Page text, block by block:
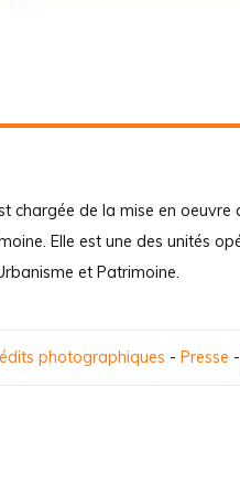
chargée de la mise en
Elle est une des unités
et Patrimoine.
photographiques - Presse -